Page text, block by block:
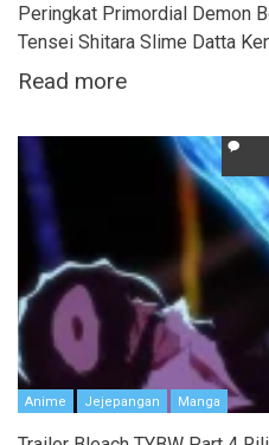
Peringkat Primordial Demon
Tensei Shitara Slime Datta
Read more
Anime Jejepangan Manga